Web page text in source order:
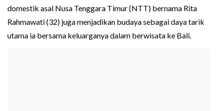
domestik asal Nusa Tenggara Timur (NTT) bernama Rita
Rahmawati (32) juga menjadikan budaya sebagai daya tarik
utama ia bersama keluarganya dalam berwisata ke Bali.